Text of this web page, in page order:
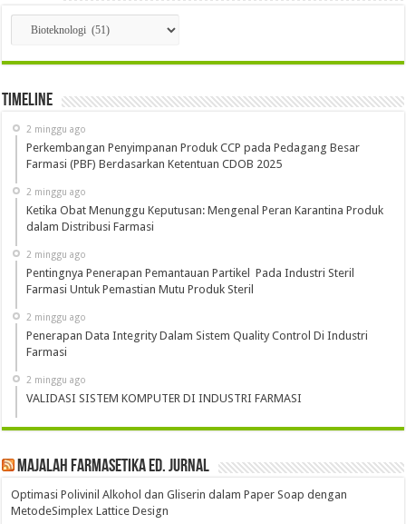
Kategori
Timeline
2 minggu ago
Perkembangan Penyimpanan Produk CCP pada Pedagang Besar
Farmasi (PBF) Berdasarkan Ketentuan CDOB 2025
2 minggu ago
Ketika Obat Menunggu Keputusan: Mengenal Peran Karantina Produk
dalam Distribusi Farmasi
2 minggu ago
Pentingnya Penerapan Pemantauan Partikel Pada Industri Steril
Farmasi Untuk Pemastian Mutu Produk Steril
2 minggu ago
Penerapan Data Integrity Dalam Sistem Quality Control Di Industri
Farmasi
2 minggu ago
VALIDASI SISTEM KOMPUTER DI INDUSTRI FARMASI
Majalah Farmasetika Ed. Jurnal
Optimasi Polivinil Alkohol dan Gliserin dalam Paper Soap dengan
MetodeSimplex Lattice Design